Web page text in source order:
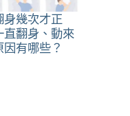
身幾次才正
直翻身、動來
因有哪些？